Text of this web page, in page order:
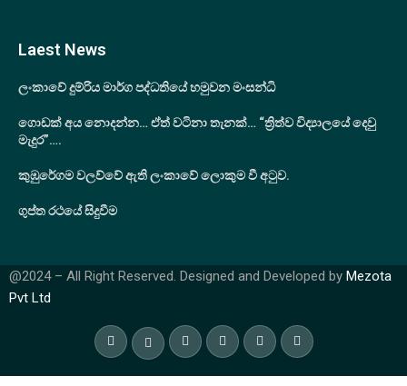
Laest News
ලංකාවේ දුම්රිය මාර්ග පද්ධතියේ හමුවන මංසන්ධි
ගොඩක් අය නොදන්න… ඒත් වටිනා තැනක්… “ත්‍රිත්ව විද්‍යාලයේ දෙවු
මැදුර”….
කුඹුරේගම වලව්වේ ඇති ලංකාවේ ලොකුම වී අටුව.
ගුප්ත රථයේ සිදුවීම
@2024 – All Right Reserved. Designed and Developed by Mezota
Pvt Ltd